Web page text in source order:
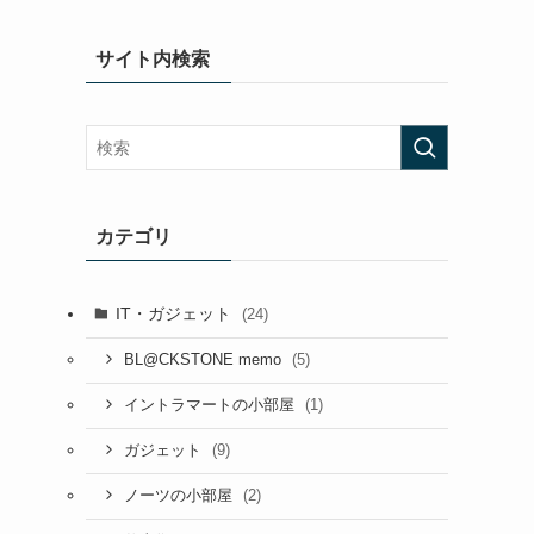
サイト内検索
カテゴリ
IT・ガジェット (24)
BL@CKSTONE memo (5)
イントラマートの小部屋 (1)
ガジェット (9)
ノーツの小部屋 (2)